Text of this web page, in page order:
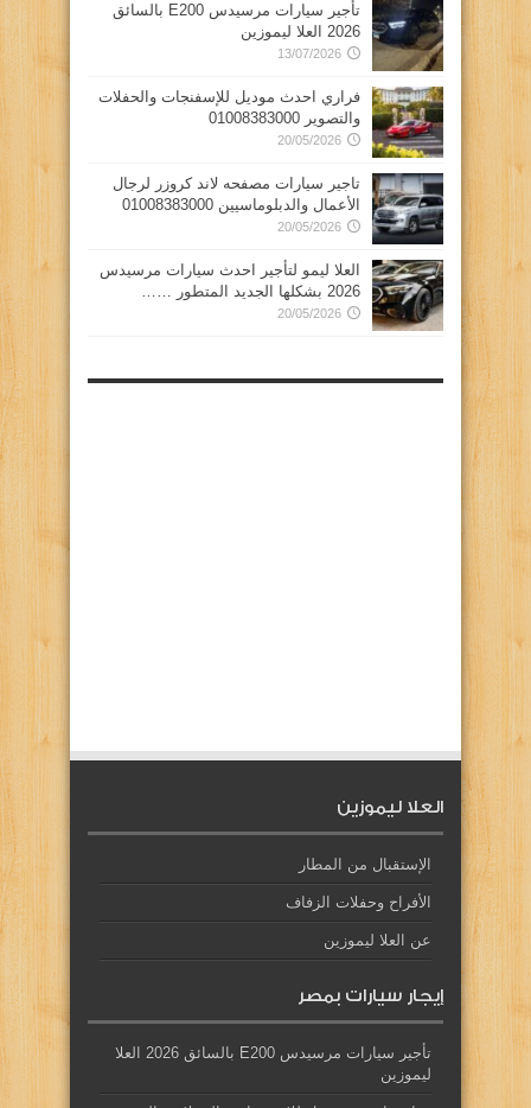
تأجير سيارات مرسيدس E200 بالسائق
2026 العلا ليموزين
13/07/2026
فراري احدث موديل للإسفنجات والحفلات
والتصوير 01008383000
20/05/2026
تاجير سيارات مصفحه لاند كروزر لرجال
الأعمال والدبلوماسيين 01008383000
20/05/2026
العلا ليمو لتأجير احدث سيارات مرسيدس
2026 بشكلها الجديد المتطور ……
20/05/2026
العلا ليموزين
الإستقبال من المطار
الأفراح وحفلات الزفاف
عن العلا ليموزين
إيجار سيارات بمصر
تأجير سيارات مرسيدس E200 بالسائق 2026 العلا
ليموزين